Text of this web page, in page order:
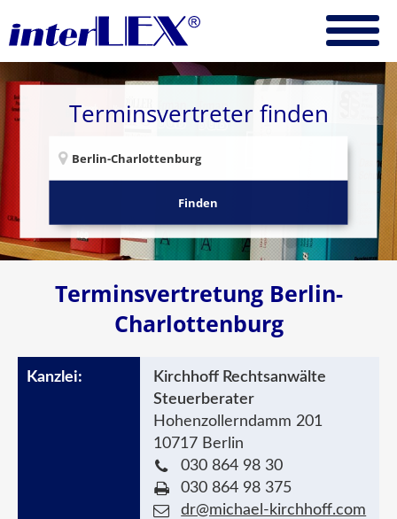
Terminsvertreter finden
Finden
Terminsvertretung Berlin-
Charlottenburg
Kirchhoff Rechtsanwälte
Steuerberater
Hohenzollerndamm 201
10717 Berlin
030 864 98 30
030 864 98 375
dr@michael-kirchhoff.com